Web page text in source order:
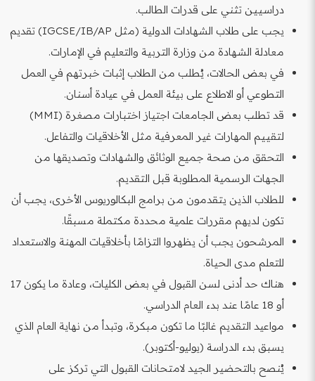
دراسيين تثني على قدرات الطالب.
يجب على طلاب الشهادات الدولية (مثل IGCSE/IB/AP) تقديم
معادلة الشهادة من وزارة التربية والتعليم في الإمارات.
في بعض الحالات، يُطلب من الطلاب إثبات خبرتهم في العمل
التطوعي أو الاطلاع على بيئة العمل في عيادة أسنان.
قد تطلب بعض الجامعات اجتياز اختبارات مصغرة (MMI)
لتقييم المهارات غير المعرفية مثل الأخلاقيات والتفاعل.
التحقق من صحة جميع الوثائق والشهادات وتصديقها من
الجهات الرسمية المطلوبة قبل التقديم.
للطلاب الذين يتقدمون من برامج البكالوريوس الأخرى، يجب أن
تكون لديهم مقررات علمية محددة مكتملة مسبقًا.
المرشحون يجب أن يظهروا التزامًا بأخلاقيات المهنة والاستعداد
للتعلم مدى الحياة.
هناك حد أدنى لسن القبول في بعض الكليات، وعادة ما يكون 17
أو 18 عامًا عند بدء العام الدراسي.
مواعيد التقديم غالبًا ما تكون مبكرة، وتبدأ من نهاية العام الذي
يسبق بدء الدراسة (يوليو-أكتوبر).
يُنصح بالتحضير الجيد لامتحانات القبول التي تركز على